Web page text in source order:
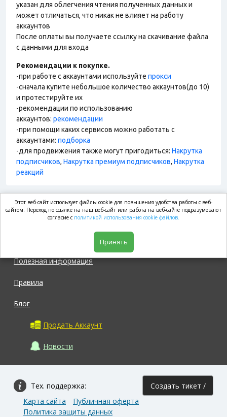
указан для облегчения чтения полученных данных и
может отличаться, что никак не влияет на работу
аккаунтов
После оплаты вы получаете ссылку на скачивание файла
с данными для входа
Рекомендации к покупке.
-при работе с аккаунтами используйте прокси
-сначала купите небольшое количество аккаунтов(до 10)
и протестируйте их
-рекомендации по использованию
аккаунтов: рекомендации
-при помощи каких сервисов можно работать с
аккаунтами: подборка
-для продвижения также могут пригодиться: Накрутка
подписчиков, Накрутка премиум подписчиков, Накрутка
реакций
market.com
Полезная информация
Правила
Блог
Продать Аккаунт
Новости
Тех. поддержка: Создать тикет /
Карта сайта
Публичная оферта
Политика защиты данных
Этот веб-сайт использует файлы cookie для повышения удобства работы с веб-
сайтом. Переход по ссылке на наш веб-сайт или работа на веб-сайте подразумевают
согласие с политикой использования cookie файлов.
Принять